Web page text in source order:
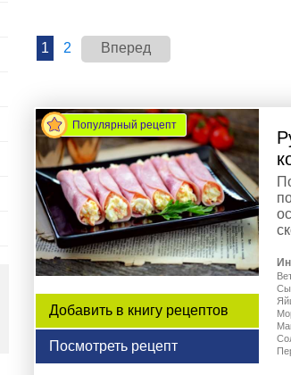
1 2 Вперед
Популярный рецепт
Добавить в книгу рецептов
Посмотреть рецепт